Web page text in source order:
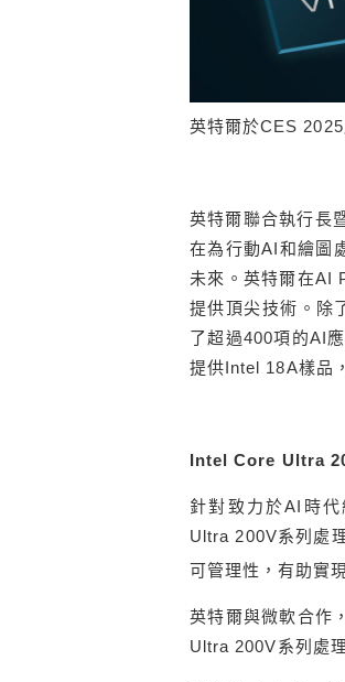
英特爾於CES
英特爾聯合執行長
在為行動AI和繪圖
未來。英特爾在AI
提供頂尖技術。除
了超過400項的AI
提供Intel 18A樣品
Intel Core Ultra
針對致力於AI時
Ultra 200V系列處
可管理性，有助實
英特爾與微軟合作
Ultra 200V系列處